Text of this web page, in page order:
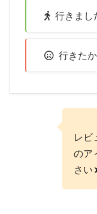
行きまし
行きた
レビ
のア
さ